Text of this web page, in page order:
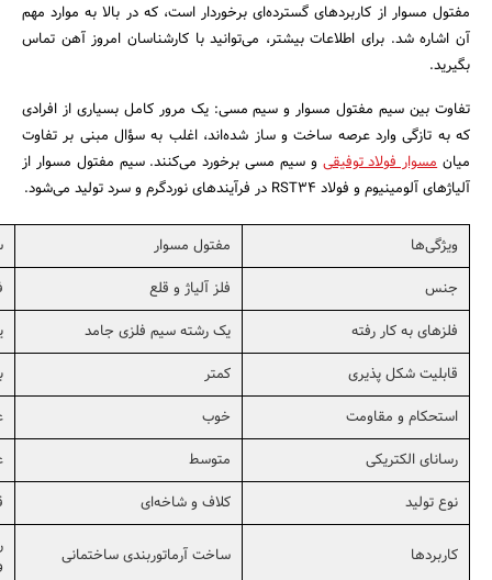
مفتول مسوار از کاربردهای گسترده‌ای برخوردار است، که در بالا به موارد مهم
آن اشاره شد. برای اطلاعات بیشتر، می‌توانید با کارشناسان امروز آهن تماس
بگیرید.
تفاوت بین سیم مفتول مسوار و سیم مسی: یک مرور کامل بسیاری از افرادی
که به تازگی وارد عرصه ساخت و ساز شده‌اند، اغلب به سؤال مبنی بر تفاوت
میانمسوار فولاد توفیقی و سیم مسی برخورد می‌کنند. سیم مفتول مسوار از
آلیاژهای آلومینیوم و فولاد RST34 در فرآیندهای نوردگرم و سرد تولید می‌شود.
ویژگی‌ها مفتول مسوار
جنس
فلز آلیاژ و قلع
فلزهای به کار رفته
یک رشته سیم فلزی جامد
قابلیت شکل پذیری
کمتر
استحکام و مقاومت
خوب
رسانای الکتریکی
متوسط
نوع تولید
کلاف و شاخه‌ای
کاربردها ساخت آرماتوربندی ساختمانی